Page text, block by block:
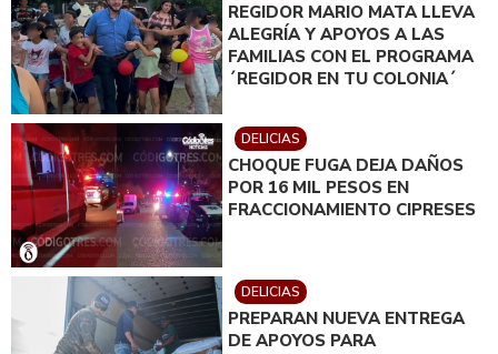
REGIDOR MARIO MATA LLEVA
ALEGRÍA Y APOYOS A LAS
FAMILIAS CON EL PROGRAMA
´REGIDOR EN TU COLONIA´
DELICIAS
CHOQUE FUGA DEJA DAÑOS
POR 16 MIL PESOS EN
FRACCIONAMIENTO CIPRESES
DELICIAS
PREPARAN NUEVA ENTREGA
DE APOYOS PARA